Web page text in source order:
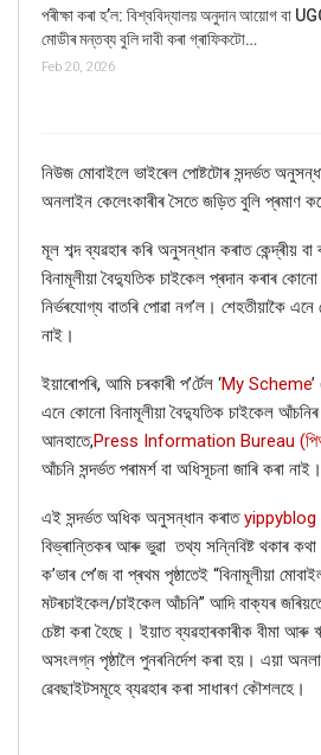
পৰীক্ষা কৰা হ’ল: বিশ্ববিদ্যালয় অনুদান আয়োগ বা UGC
মোডীৰ মন্তব্য বুলি দাবী কৰা গ্ৰাফিকটো…
Feb 20, 2026
নিউজ মোবাইলে ভাইৰেল পোষ্টটোৰ সন্দৰ্ভত
অনলাইন কেলেংকাৰীৰ সৈতে জড়িত বুলি প্ৰমাণ
মূল শব্দ ব্যৱহাৰ কৰি অনুসন্ধান কৰাত কেন্দ্ৰীয় বা
বিনামূলীয়া বৈদ্যুতিক চাইকেল প্ৰদান কৰাৰ
নিৰ্ভৰযোগ্য বাতৰি পোৱা নগ’ল। শেহতীয়াকৈ
নাই।
ইয়াৰোপৰি, আমি চৰকাৰী প’ৰ্টেল ‘My Scheme’
এনে কোনো বিনামূলীয়া বৈদ্যুতিক চাইকেল
আনহাতে,Press Information Bureau (
আঁচনি সন্দৰ্ভত পৰামৰ্শ বা অধিসূচনা জাৰি কৰা নাই।
এই সন্দৰ্ভত অধিক অনুসন্ধান কৰাতyippyblog
বিভ্ৰান্তিকৰ আৰু ভুৱা তথ্য সন্নিবিষ্ট থকাৰ
ক’ভাৰ পে’জ বা প্ৰথম পৃষ্ঠাতেই “বিনামূলীয়া
মটৰচাইকেল/চাইকেল আঁচনি” আদি বাক্যৰ
চেষ্টা কৰা হৈছে। ইয়াত ব্যৱহাৰকাৰীক বীমা আৰু
অসংলগ্ন পৃষ্ঠালৈ পুনৰনিৰ্দেশ কৰা হয়। এয়া
ৱেবছাইটসমূহে ব্যৱহাৰ কৰা সাধাৰণ কৌশলহে।